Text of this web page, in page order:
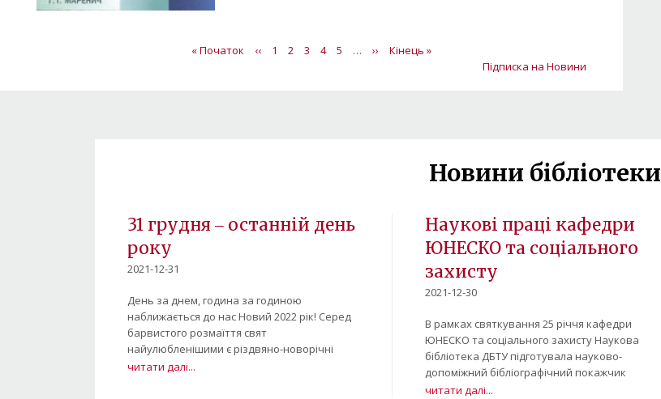
Перша
« Початок
Попередня
‹‹ Сторінка
1 Сторінка
2
Поточна
3 Сторінка
4 Сторінка
5 …
Наступна
››
Остання
Кінець »
Підписка на Новини
Новини бібліотеки
31 грудня ‒ останній день
року
2021-12-31
День за днем, година за годиною
наближається до нас Новий 2022 рік! Серед
барвистого розмаїття свят
найулюбленішими є різдвяно-новорічні
читати далі...
Наукові праці кафедри
ЮНЕСКО та соціального
захисту
2021-12-30
В рамках святкування 25 річчя кафедри
ЮНЕСКО та соціального захисту Наукова
бібліотека ДБТУ підготувала науково-
допоміжний бібліографічний покажчик
читати далі...